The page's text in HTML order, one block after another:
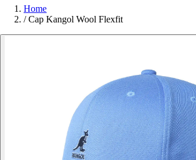
Home
/ Cap Kangol Wool Flexfit